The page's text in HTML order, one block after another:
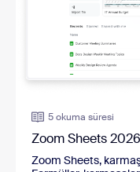
5 okuma süresi
Zoom Sheets
Zoom Sheets,